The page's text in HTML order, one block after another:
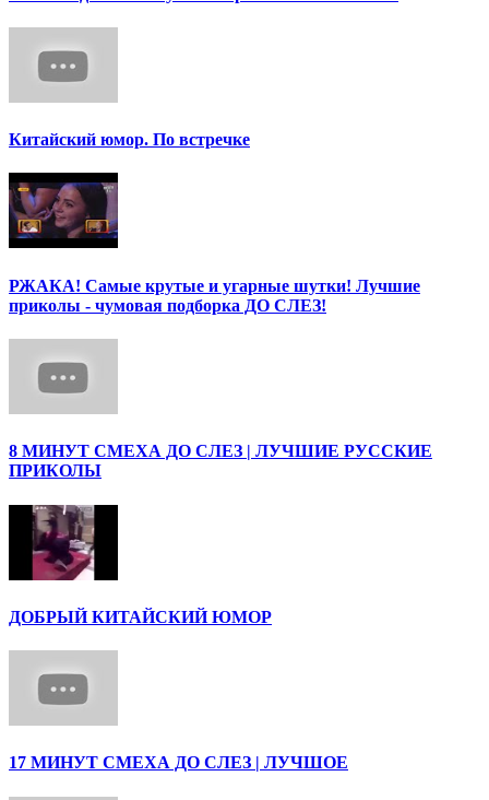
Китайский юмор. По встречке
РЖАКА! Самые крутые и угарные шутки! Лучшие
приколы - чумовая подборка ДО СЛЕЗ!
8 МИНУТ СМЕХА ДО СЛЕЗ | ЛУЧШИЕ РУССКИЕ
ПРИКОЛЫ
ДОБРЫЙ КИТАЙСКИЙ ЮМОР
17 МИНУТ СМЕХА ДО СЛЕЗ | ЛУЧШОЕ